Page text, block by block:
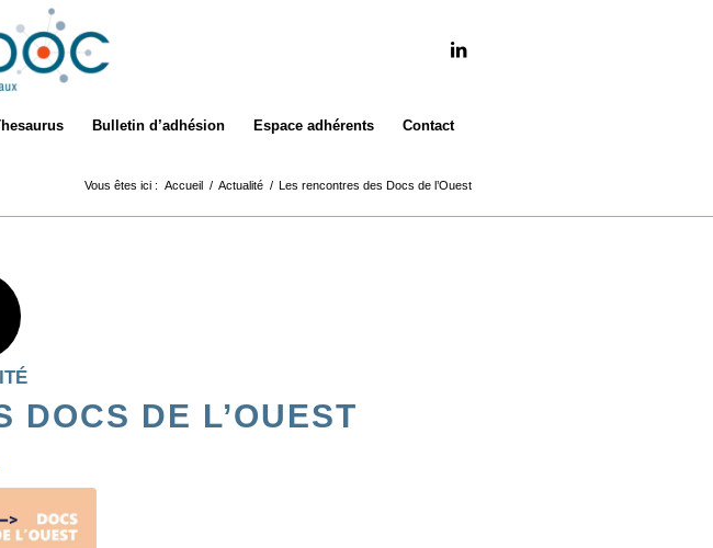
Bulletin d’adhésion Espace adhérents Contact
Vous êtes ici : Accueil / Actualité / Les rencontres des Docs de l’Ouest
DOCS DE L’OUEST